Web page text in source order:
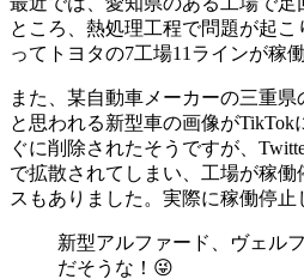
ところ、熱処理工程で問題が起
ってトヨタの7工場11ラインが稼
また、某自動車メーカーの三重
と思われる新型車の画像がTikTok
ぐに削除されたそうですが、
で拡散されてしまい、工場が稼
スもありました。実際に稼働停止
新型アルファード、ヴェル
だそうな！😜